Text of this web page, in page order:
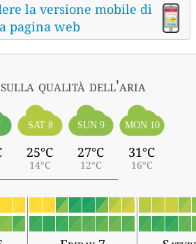
la versione mobile di
pagina web
sulla qualità dell'aria
SAT 8
25°C
14°C
SUN 9
27°C
12°C
MON 10
31°C
16°C